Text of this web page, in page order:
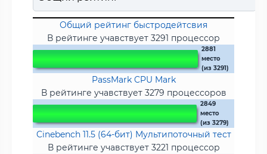
Общий рейтинг быстродейтсвия
В рейтинге учавствует 3291 процессор
2881
место
(из 3291)
PassMark CPU Mark
В рейтинге учавствует 3279 процессоров
2849
место
(из 3279)
Cinebench 11.5 (64-бит) Мультипоточный тест
В рейтинге учавствует 3221 процессор